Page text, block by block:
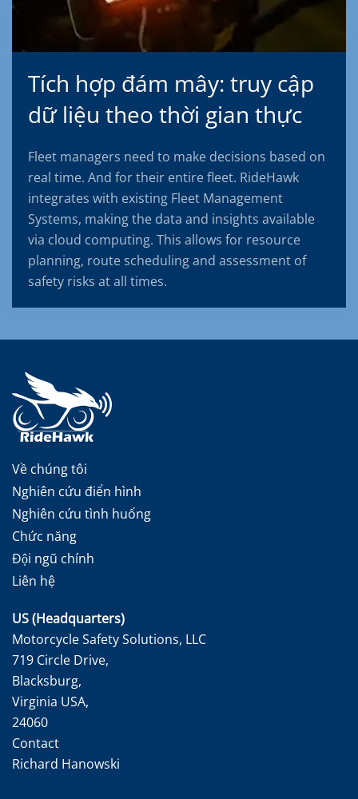
Tích hợp đám mây: truy cập
dữ liệu theo thời gian thực
Fleet managers need to make decisions based on
real time. And for their entire fleet. RideHawk
integrates with existing Fleet Management
Systems, making the data and insights available
via cloud computing. This allows for resource
planning, route scheduling and assessment of
safety risks at all times.
Về chúng tôi
Nghiên cứu điển hình
Nghiên cứu tình huống
Chức năng
Đội ngũ chính
Liên hệ
US (Headquarters)
Motorcycle Safety Solutions, LLC
719 Circle Drive,
Blacksburg,
Virginia USA,
24060
Contact
Richard Hanowski